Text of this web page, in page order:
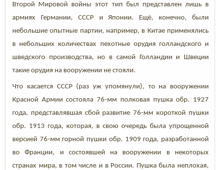
Второй Мировой войны этот тип был представлен лишь в
армиях Германии, СССР и Японии. Ещё, конечно, были
небольшие опытные партии, например, в Китае применялись
в небольших количествах пехотные орудия голландского и
шведского производства, но в самой Голландии и Швеции
такие орудия на вооружении не стояли.
Что касается СССР (раз уж упомянули), то на вооружении
Красной Армии состояла 76-мм полковая пушка обр. 1927
года, представлявшая сбой развитие 76-мм короткой пушки
обр. 1913 года, которая, в свою очередь была упрощенной
версией 76-мм горной пушки обр. 1909 года, разработанной
во Франции, и состоявшей на вооружении в некоторых
странах мира, в том числе и в России. Пушка была неплохая,